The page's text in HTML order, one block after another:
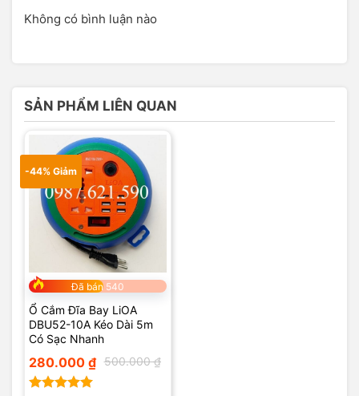
Không có bình luận nào
SẢN PHẨM LIÊN QUAN
-44% Giảm
Đã bán 540
Ổ Cắm Đĩa Bay LiOA
DBU52-10A Kéo Dài 5m
Có Sạc Nhanh
500.000₫
Giá
gốc
là:
500.000 ₫.
280.000 ₫
Giá
hiện
tại
là: